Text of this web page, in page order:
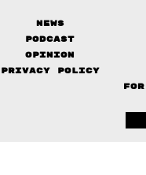
News
Podcast
Opinion
Privacy Policy